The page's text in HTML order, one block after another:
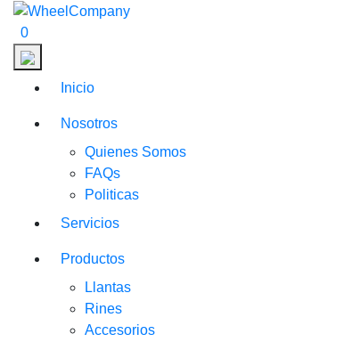
0
Inicio
Nosotros
Quienes Somos
FAQs
Politicas
Servicios
Productos
Llantas
Rines
Accesorios